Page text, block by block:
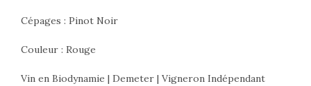
Cépages : Pinot Noir
Couleur : Rouge
Vin en Biodynamie | Demeter | Vigneron Indépendant